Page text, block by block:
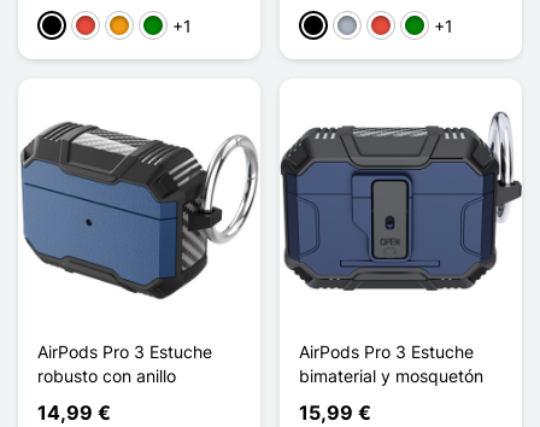
NegroRojoNaranjaVerde
+1 NegroGris RojoVerde
+1
AirPods Pro 3 Estuche
robusto con anillo
14,99 €
AirPods Pro 3 Estuche
bimaterial y mosquetón
15,99 €